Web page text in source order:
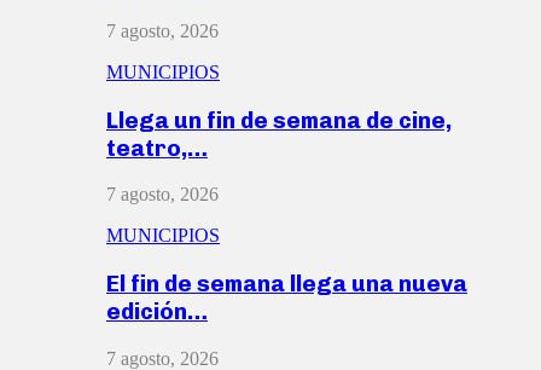
7 agosto, 2026
MUNICIPIOS
Llega un fin de semana de cine,
teatro,…
7 agosto, 2026
MUNICIPIOS
El fin de semana llega una nueva
edición…
7 agosto, 2026